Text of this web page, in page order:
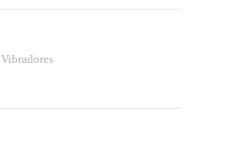
Vibradores